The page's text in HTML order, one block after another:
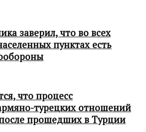
заверил, что во всех
пунктах есть
что процесс
турецких отношений
прошедших в Турции